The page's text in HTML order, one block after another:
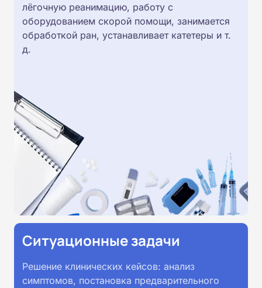
лёгочную реанимацию, работу с
оборудованием скорой помощи, занимается
обработкой ран, устанавливает катетеры и т.
д.
Ситуационные задачи
Решение клинических кейсов: анализ
симптомов, постановка предварительного